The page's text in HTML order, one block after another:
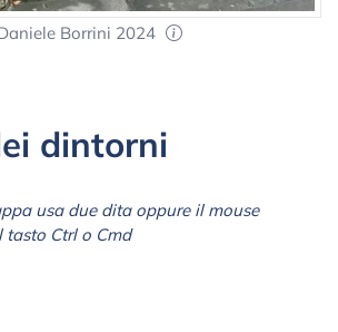
Borrini 2024
dintorni
usa due dita oppure il mouse
tasto Ctrl o Cmd